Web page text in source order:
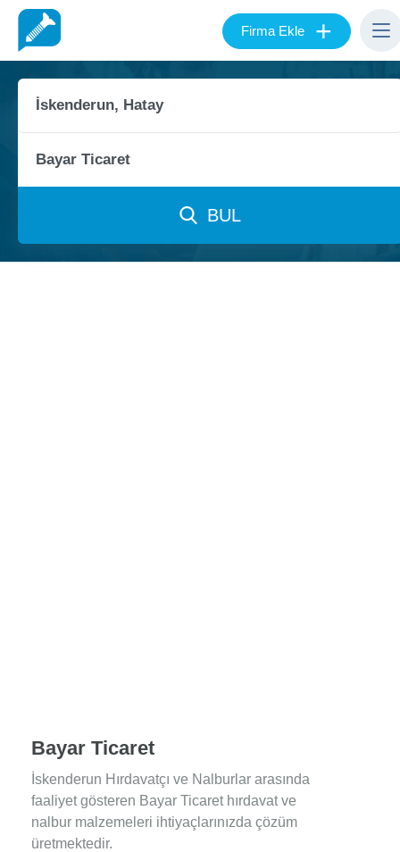
Firma Ekle +
BUL
Bayar Ticaret
İskenderun Hırdavatçı ve Nalburlar arasında
faaliyet gösteren Bayar Ticaret hırdavat ve
nalbur malzemeleri ihtiyaçlarınızda çözüm
üretmektedir.